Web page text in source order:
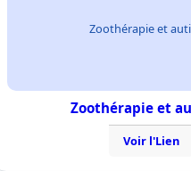
Zoothérapie et
Zoothérapie et
Voir l'Lien